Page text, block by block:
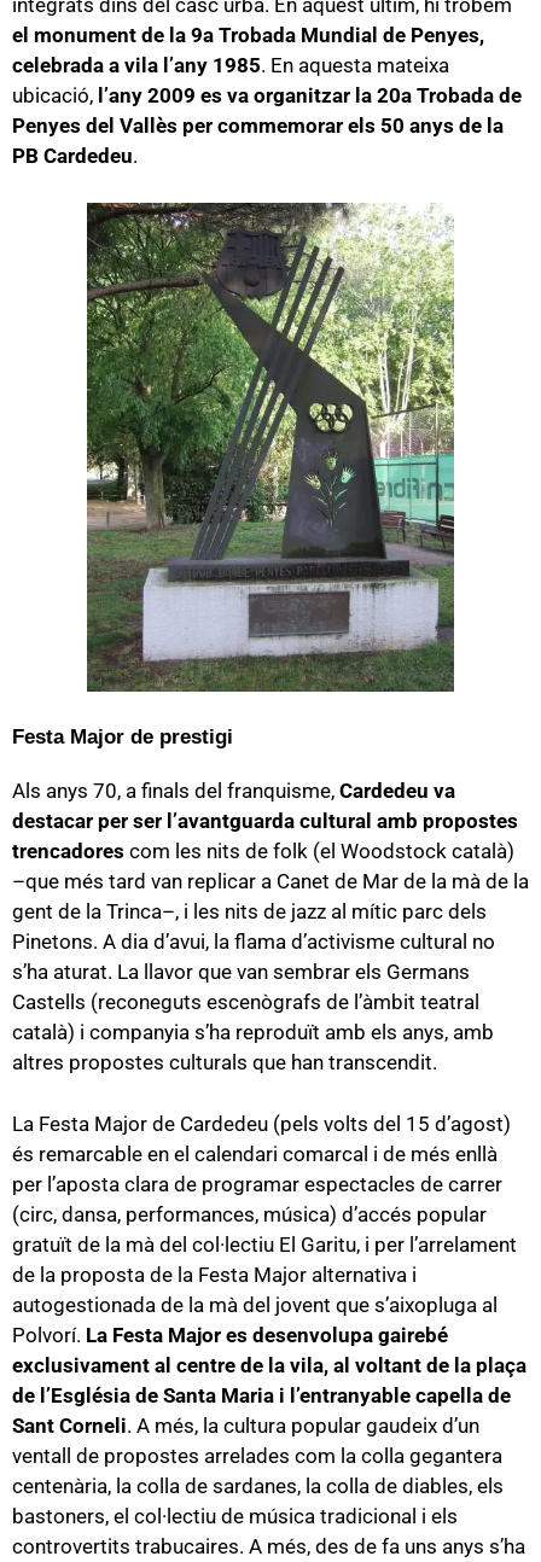
integrats dins del casc urbà. En aquest últim, hi trobem
el monument de la 9a Trobada Mundial de Penyes,
celebrada a vila l’any 1985. En aquesta mateixa
ubicació, l’any 2009 es va organitzar la 20a Trobada de
Penyes del Vallès per commemorar els 50 anys de la
PB Cardedeu.
Festa Major de prestigi
Als anys 70, a finals del franquisme, Cardedeu va
destacar per ser l’avantguarda cultural amb propostes
trencadores com les nits de folk (el Woodstock català)
–que més tard van replicar a Canet de Mar de la mà de la
gent de la Trinca–, i les nits de jazz al mític parc dels
Pinetons. A dia d’avui, la flama d’activisme cultural no
s’ha aturat. La llavor que van sembrar els Germans
Castells (reconeguts escenògrafs de l’àmbit teatral
català) i companyia s’ha reproduït amb els anys, amb
altres propostes culturals que han transcendit.
La Festa Major de Cardedeu (pels volts del 15 d’agost)
és remarcable en el calendari comarcal i de més enllà
per l’aposta clara de programar espectacles de carrer
(circ, dansa, performances, música) d’accés popular
gratuït de la mà del col·lectiu El Garitu, i per l’arrelament
de la proposta de la Festa Major alternativa i
autogestionada de la mà del jovent que s’aixopluga al
Polvorí. La Festa Major es desenvolupa gairebé
exclusivament al centre de la vila, al voltant de la plaça
de l’Església de Santa Maria i l’entranyable capella de
Sant Corneli. A més, la cultura popular gaudeix d’un
ventall de propostes arrelades com la colla gegantera
centenària, la colla de sardanes, la colla de diables, els
bastoners, el col·lectiu de música tradicional i els
controvertits trabucaires. A més, des de fa uns anys s’ha